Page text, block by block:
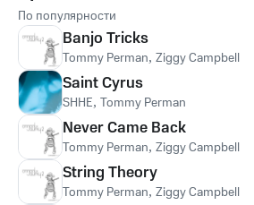
По популярности
Banjo Tricks
Tommy Perman, Ziggy Campbell
Saint Cyrus
SHHE, Tommy Perman
Never Came Back
Tommy Perman, Ziggy Campbell
String Theory
Tommy Perman, Ziggy Campbell